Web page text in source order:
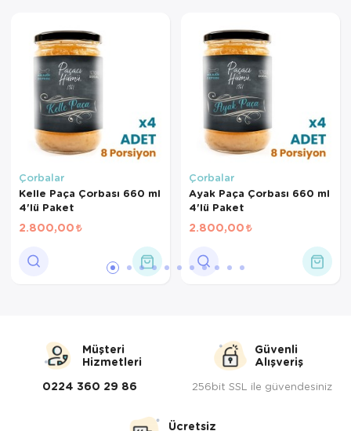
Çorbalar
Kelle Paça Çorbası 660 ml
4'lü Paket
2.800,00
Çorbalar
Ayak Paça Çorbası 660 ml
4'lü Paket
2.800,00
Müşteri
Hizmetleri
0224 360 29 86
Güvenli
Alışveriş
256bit SSL ile güvendesiniz
Ücretsiz